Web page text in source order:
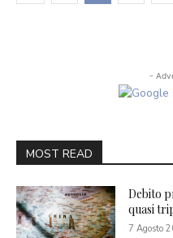
-
MOST READ
Debito
quasi
7 Agosto